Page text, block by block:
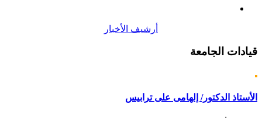
أرشيف الأخبار
قيادات الجامعة
الأستاذ الدكتور/ إلهامى على ترابيس